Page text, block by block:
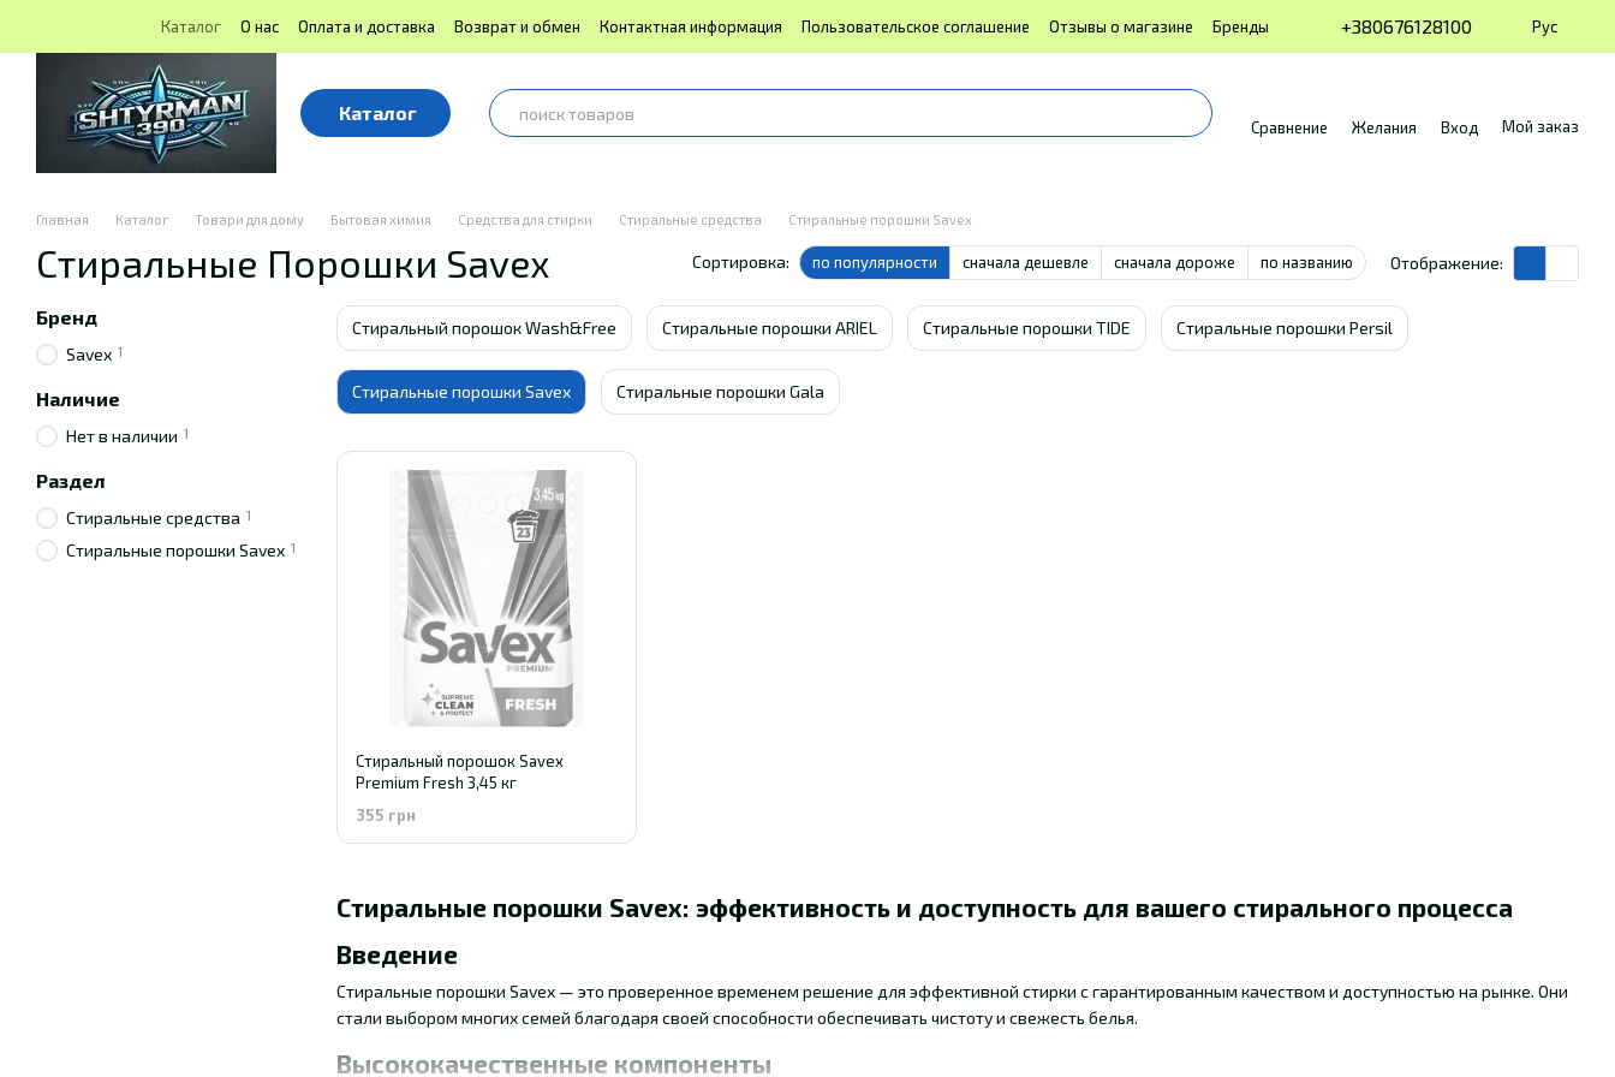
Перейти к основному контенту
Каталог О нас Оплата и доставка Возврат и обмен Контактная информация Пользовательское соглашение Отзывы о магазине
Бренды
Блог | Shtyrman390
Публичная оферта
+380676128100 Рус
Каталог
Сравнение Желания Вход Мой заказ
Главная Каталог Товари для дому Бытовая химия Средства для стирки Стиральные средства Стиральные порошки Savex
Стиральные Порошки Savex Сортировка: по популярности сначала дешевле сначала дороже по названию Отображение:
Стиральный порошок Wash&Free Стиральные порошки ARIEL Стиральные порошки TIDE Стиральные порошки Persil
Стиральные порошки Savex Стиральные порошки Gala
Стиральные порошки Savex: эффективность и доступность для вашего стирального процесса
Введение
Стиральные порошки Savex — это проверенное временем решение для эффективной стирки с гарантированным качеством и доступностью на рынке. Они
стали выбором многих семей благодаря своей способности обеспечивать чистоту и свежесть белья.
Высококачественные компоненты
Стиральный порошок Savex
Premium Fresh 3,45 кг
355 грн
Бренд
Savex 1
Наличие
Нет в наличии 1
Раздел
Стиральные средства 1
Стиральные порошки Savex 1